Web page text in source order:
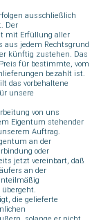
ausschließlich
Der
mit Erfüllung aller
aus jedem Rechtsgrund
künftig zustehen. Das
für bestimmte, vom
bezahlt ist.
das vorbehaltene
unsere
von uns
Eigentum stehender
Auftrag.
an der
oder
jetzt vereinbart, daß
an der
die gelieferte